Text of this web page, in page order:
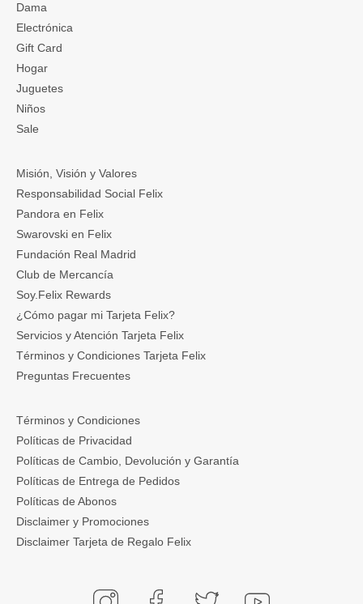
Dama
Electrónica
Gift Card
Hogar
Juguetes
Niños
Sale
Misión, Visión y Valores
Responsabilidad Social Felix
Pandora en Felix
Swarovski en Felix
Fundación Real Madrid
Club de Mercancía
Soy.Felix Rewards
¿Cómo pagar mi Tarjeta Felix?
Servicios y Atención Tarjeta Felix
Términos y Condiciones Tarjeta Felix
Preguntas Frecuentes
Términos y Condiciones
Políticas de Privacidad
Políticas de Cambio, Devolución y Garantía
Políticas de Entrega de Pedidos
Políticas de Abonos
Disclaimer y Promociones
Disclaimer Tarjeta de Regalo Felix